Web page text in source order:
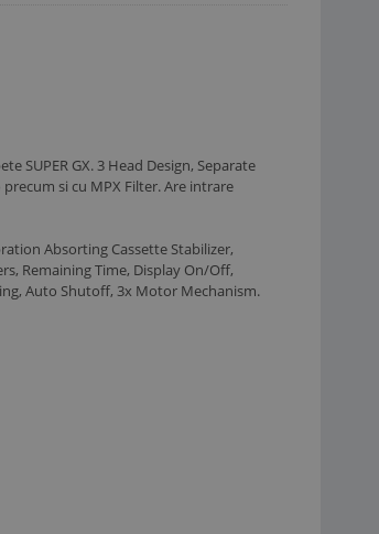
SUPER GX. 3 Head Design, Separate
si cu MPX Filter. Are intrare
Absorting Cassette Stabilizer,
Remaining Time, Display On/Off,
Auto Shutoff, 3x Motor Mechanism.